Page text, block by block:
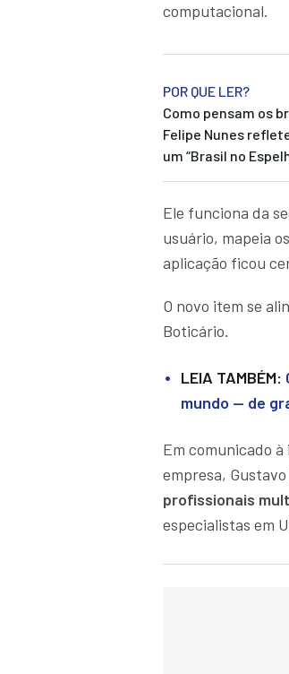
computacional.
POR QUE LER?
Como pensam os
Felipe Nunes
um “Brasil no
Ele funciona da
usuário, mapeia
aplicação ficou
O novo item se
Boticário.
LEIA TAMBÉM:
mundo — de
Em comunicado
empresa,
profissionais
especialistas em